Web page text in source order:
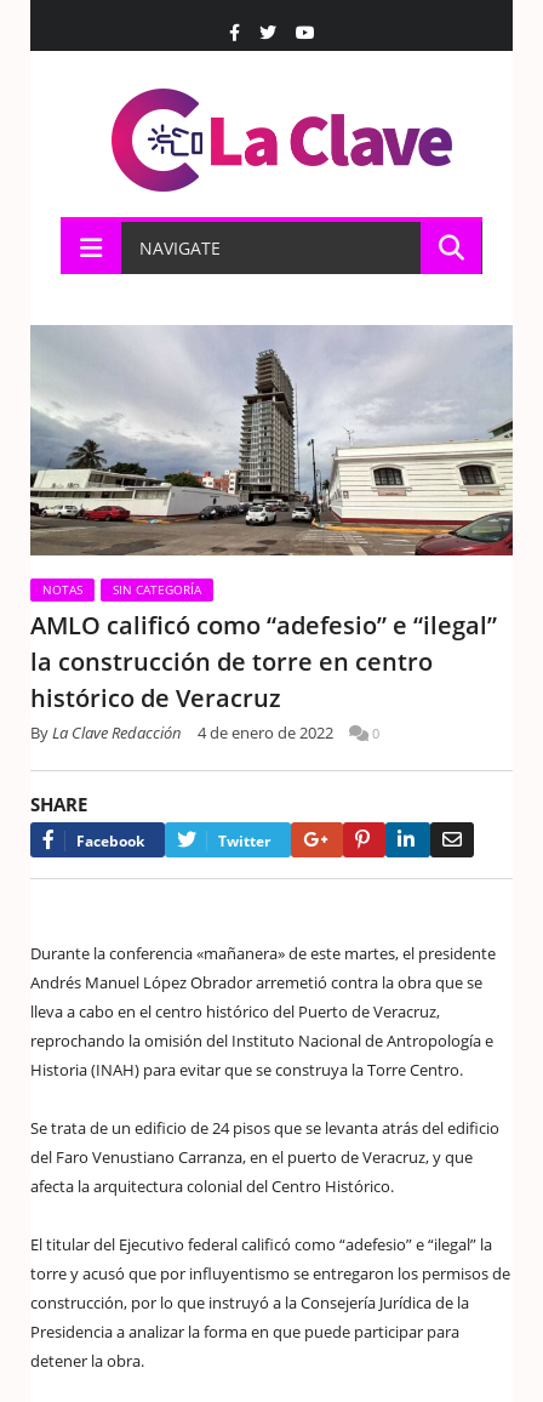
NAVIGATE
NOTAS SIN CATEGORÍA
AMLO calificó como “adefesio” e “ilegal”
la construcción de torre en centro
histórico de Veracruz
ByLa Clave Redacción 4 de enero de 2022 0
SHARE
Facebook Twitter Google+PinterestLinkedIn
Durante la conferencia «mañanera» de este martes, el presidente
Andrés Manuel López Obrador arremetió contra la obra que se
lleva a cabo en el centro histórico del Puerto de Veracruz,
reprochando la omisión del Instituto Nacional de Antropología e
Historia (INAH) para evitar que se construya la Torre Centro.
Se trata de un edificio de 24 pisos que se levanta atrás del edificio
del Faro Venustiano Carranza, en el puerto de Veracruz, y que
afecta la arquitectura colonial del Centro Histórico.
El titular del Ejecutivo federal calificó como “adefesio” e “ilegal” la
torre y acusó que por influyentismo se entregaron los permisos de
construcción, por lo que instruyó a la Consejería Jurídica de la
Presidencia a analizar la forma en que puede participar para
detener la obra.